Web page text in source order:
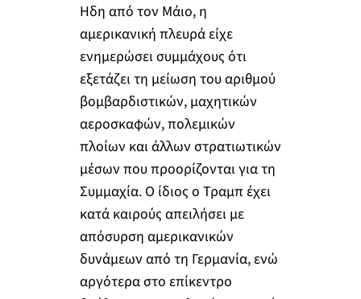
Ηδη από τον Μάιο, η
αμερικανική πλευρά είχε
ενημερώσει συμμάχους ότι
εξετάζει τη μείωση του αριθμού
βομβαρδιστικών, μαχητικών
αεροσκαφών, πολεμικών
πλοίων και άλλων στρατιωτικών
μέσων που προορίζονται για τη
Συμμαχία. Ο ίδιος ο Τραμπ έχει
κατά καιρούς απειλήσει με
απόσυρση αμερικανικών
δυνάμεων από τη Γερμανία, ενώ
αργότερα στο επίκεντρο